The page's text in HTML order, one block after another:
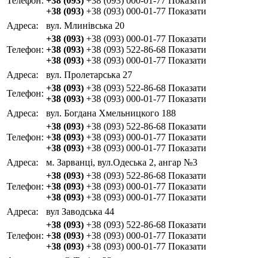
+38 (093) +38 (093) 000-01-77 Показати
Адреса:
вул. Млинівська 20
Телефон:
+38 (093) +38 (093) 000-01-77 Показати
+38 (093) +38 (093) 522-86-68 Показати
+38 (093) +38 (093) 000-01-77 Показати
Адреса:
вул. Пролетарська 27
Телефон:
+38 (093) +38 (093) 522-86-68 Показати
+38 (093) +38 (093) 000-01-77 Показати
Адреса:
вул. Богдана Хмельницкого 188
Телефон:
+38 (093) +38 (093) 522-86-68 Показати
+38 (093) +38 (093) 000-01-77 Показати
+38 (093) +38 (093) 000-01-77 Показати
Адреса:
м. Зарванці, вул.Одеська 2, ангар №3
Телефон:
+38 (093) +38 (093) 522-86-68 Показати
+38 (093) +38 (093) 000-01-77 Показати
+38 (093) +38 (093) 000-01-77 Показати
Адреса:
вул Заводська 44
Телефон:
+38 (093) +38 (093) 522-86-68 Показати
+38 (093) +38 (093) 000-01-77 Показати
+38 (093) +38 (093) 000-01-77 Показати